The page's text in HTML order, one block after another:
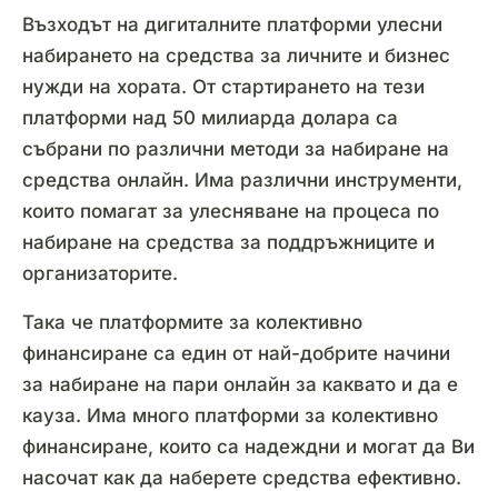
Възходът на дигиталните платформи улесни
набирането на средства за личните и бизнес
нужди на хората. От стартирането на тези
платформи над 50 милиарда долара са
събрани по различни методи за набиране на
средства онлайн. Има различни инструменти,
които помагат за улесняване на процеса по
набиране на средства за поддръжниците и
организаторите.
Така че платформите за колективно
финансиране са един от най-добрите начини
за набиране на пари онлайн за каквато и да е
кауза. Има много платформи за колективно
финансиране, които са надеждни и могат да Ви
насочат как да наберете средства ефективно.